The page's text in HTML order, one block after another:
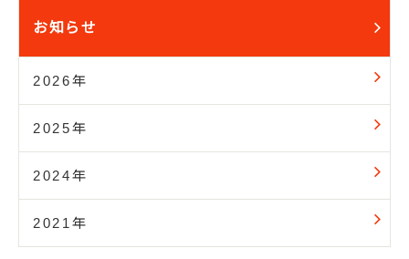
お知らせ
2026年
2025年
2024年
2021年